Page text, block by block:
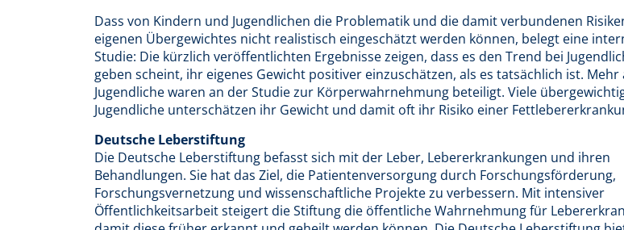
Dass von Kindern und Jugendlichen die Problematik und die damit verbundenen
eigenen Übergewichtes nicht realistisch eingeschätzt werden können, belegt eine
Studie: Die kürzlich veröffentlichten Ergebnisse zeigen, dass es den Trend bei
geben scheint, ihr eigenes Gewicht positiver einzuschätzen, als es tatsächlich ist. Mehr
Jugendliche waren an der Studie zur Körperwahrnehmung beteiligt. Viele
Jugendliche unterschätzen ihr Gewicht und damit oft ihr Risiko einer
Deutsche Leberstiftung
Die Deutsche Leberstiftung befasst sich mit der Leber, Lebererkrankungen und ihren
Behandlungen. Sie hat das Ziel, die Patientenversorgung durch Forschungsförderung,
Forschungsvernetzung und wissenschaftliche Projekte zu verbessern. Mit intensiver
Öffentlichkeitsarbeit steigert die Stiftung die öffentliche Wahrnehmung für